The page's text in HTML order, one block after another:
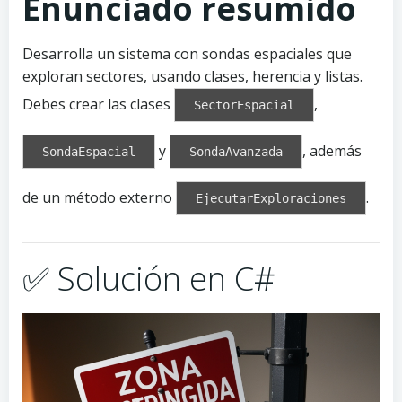
Desarrolla un sistema con sondas espaciales que
exploran sectores, usando clases, herencia y listas.
Debes crear las clases
SectorEspacial ,
SondaEspacial y SondaAvanzada , además
de un método externo EjecutarExploraciones .
✅ Solución en C#